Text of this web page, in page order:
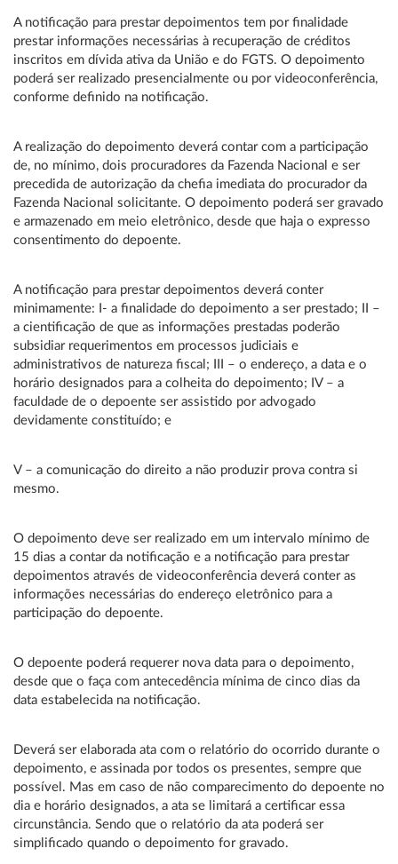
A notificação para prestar depoimentos tem por finalidade
prestar informações necessárias à recuperação de créditos
inscritos em dívida ativa da União e do FGTS. O depoimento
poderá ser realizado presencialmente ou por videoconferência,
conforme definido na notificação.
A realização do depoimento deverá contar com a participação
de, no mínimo, dois procuradores da Fazenda Nacional e ser
precedida de autorização da chefia imediata do procurador da
Fazenda Nacional solicitante. O depoimento poderá ser gravado
e armazenado em meio eletrônico, desde que haja o expresso
consentimento do depoente.
A notificação para prestar depoimentos deverá conter
minimamente: I- a finalidade do depoimento a ser prestado; II –
a cientificação de que as informações prestadas poderão
subsidiar requerimentos em processos judiciais e
administrativos de natureza fiscal; III – o endereço, a data e o
horário designados para a colheita do depoimento; IV – a
faculdade de o depoente ser assistido por advogado
devidamente constituído; e
V – a comunicação do direito a não produzir prova contra si
mesmo.
O depoimento deve ser realizado em um intervalo mínimo de
15 dias a contar da notificação e a notificação para prestar
depoimentos através de videoconferência deverá conter as
informações necessárias do endereço eletrônico para a
participação do depoente.
O depoente poderá requerer nova data para o depoimento,
desde que o faça com antecedência mínima de cinco dias da
data estabelecida na notificação.
Deverá ser elaborada ata com o relatório do ocorrido durante o
depoimento, e assinada por todos os presentes, sempre que
possível. Mas em caso de não comparecimento do depoente no
dia e horário designados, a ata se limitará a certificar essa
circunstância. Sendo que o relatório da ata poderá ser
simplificado quando o depoimento for gravado.